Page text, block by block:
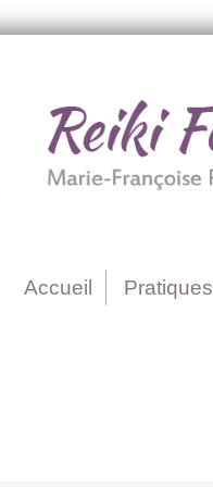
Accueil Pratiques